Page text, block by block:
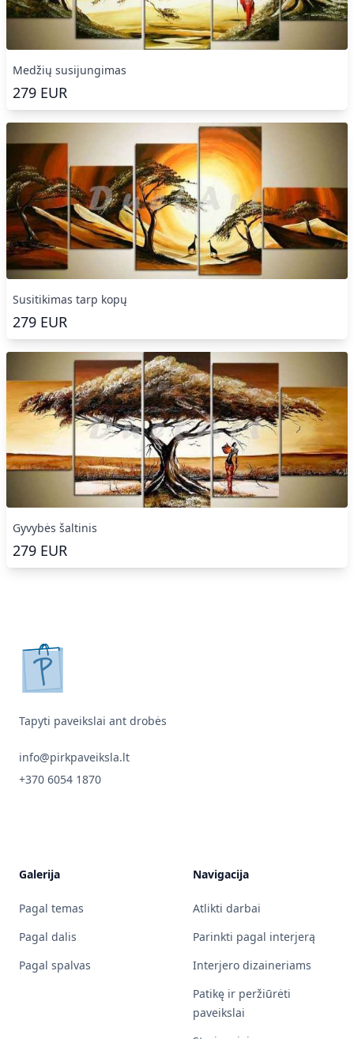
Medžių susijungimas
279 EUR
Susitikimas tarp kopų
279 EUR
Gyvybės šaltinis
279 EUR
pirkpaveiksla.lt
Tapyti paveikslai ant drobės
info@pirkpaveiksla.lt
+370 6054 1870
Galerija
Pagal temas
Pagal dalis
Pagal spalvas
Navigacija
Atlikti darbai
Parinkti pagal interjerą
Interjero dizaineriams
Patikę ir peržiūrėti
paveikslai